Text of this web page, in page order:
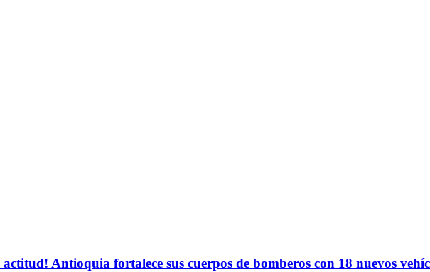
Antioquia fortalece sus cuerpos de bomberos con 18 nuevos